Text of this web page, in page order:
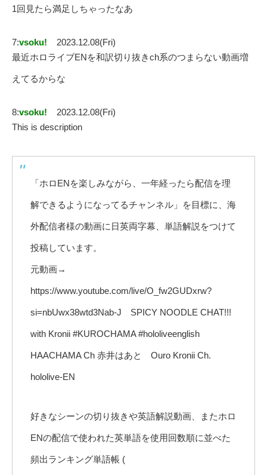
1回見たら満足しちゃったなあ
7:vsoku!
2023.12.08(Fri)
最近ホロライブENを和訳切り抜きch系のつまらない動画増
えてるからな
8:vsoku!
2023.12.08(Fri)
This is description
「ホロENを楽しみながら、一年経ったら配信を理
解できるようになってるチャンネル」を目標に、海
外配信者様の動画に日英両字幕、単語解説をつけて
投稿しています。
元動画→
https://www.youtube.com/live/O_fw2GUDxrw?
si=nbUwx38wtd3Nab-J SPICY NOODLE CHAT!!!
with Kronii #KUROCHAMA #hololiveenglish
HAACHAMA Ch 赤井はあと Ouro Kronii Ch.
hololive-EN
好きなシーンの切り抜きや英語解説動画、またホロ
ENの配信で使われた英単語を使用回数順に並べた
頻出ランキング単語帳 (